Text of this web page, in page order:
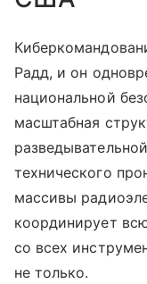
Радд, и он
национальной
масштабная
технического
массивы
координирует
со всех
не только.